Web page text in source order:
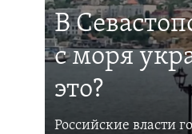
В
с моря
это?
Российские власти